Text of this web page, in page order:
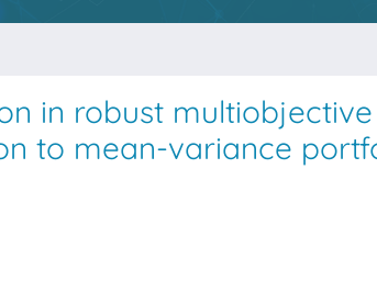
in robust multiobjective
to mean-variance